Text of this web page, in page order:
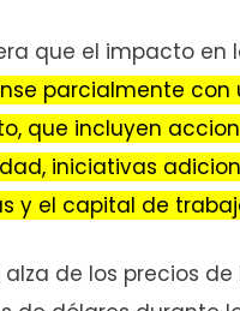
que el impacto
parcialmente
que incluyen
iniciativas
y el capital de
alza de los precios de